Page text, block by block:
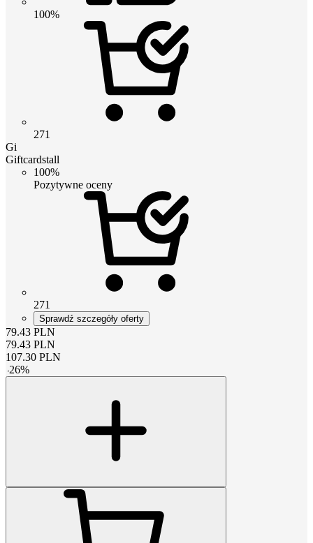
100%
271
Gi
Giftcardstall
100%
Pozytywne oceny
271
Sprawdź szczegóły oferty
79.43 PLN
79.43 PLN
107.30 PLN
-26%